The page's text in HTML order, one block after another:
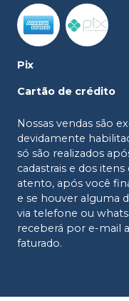
Pix
Cartão de crédito
Nossas vendas são
devidamente
só são realizados
cadastrais e dos
atento, após você
e se houver alguma
via telefone ou
receberá por e-mail
faturado.